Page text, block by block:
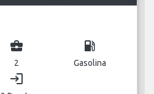
business_center
2
local_gas_station
Gasolina
login